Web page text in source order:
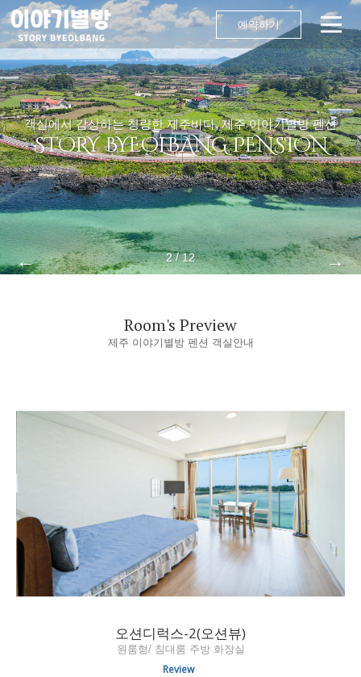
예약하기
객실에서 감상하는 청량한 제주바다, 제주 이야기별방 펜션
STORY BYEOLBANG PENSION
← 2/12 →
Room's Preview
제주 이야기별방 펜션 객실안내
오션디럭스-2(오션뷰)
원룸형/ 침대룸 주방 화장실
Review